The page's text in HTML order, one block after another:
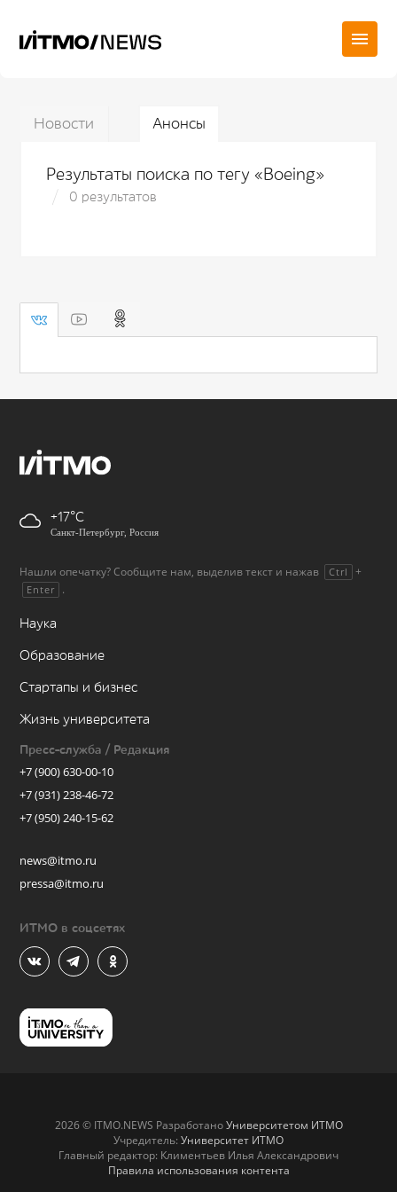
Новости Анонсы
Результаты поиска по тегу «Boeing»
0 результатов
+17
Санкт-Петербург, Россия
Нашли опечатку? Сообщите нам, выделив текст и нажав Ctrl +
Enter .
Наука
Образование
Стартапы и бизнес
Жизнь университета
Пресс-служба / Редакция
+7 (900) 630-00-10
+7 (931) 238-46-72
+7 (950) 240-15-62
news@itmo.ru
pressa@itmo.ru
ИТМО в соцсетях
2026 © ITMO.NEWS РазработаноУниверситетом ИТМО
Учредитель: Университет ИТМО
Главный редактор: Климентьев Илья Александрович
Правила использования контента